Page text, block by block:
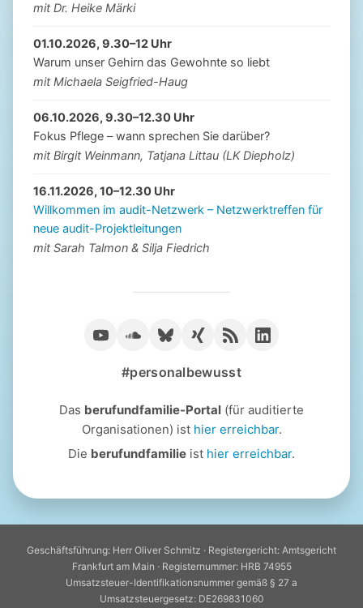
mit Dr. Heike Märki
01.10.2026, 9.30–12 Uhr
Warum unser Gehirn das Gewohnte so liebt
mit Michaela Seigfried-Haug
06.10.2026, 9.30–12.30 Uhr
Fokus Pflege – wann sprechen Sie darüber?
mit Birgit Weinmann, Tatjana Littau (LK Diepholz)
16.11.2026, 10–12.30 Uhr
Willkommen im audit-Netzwerk – Netzwerktreffen für
neue audit-Projektleitungen
mit Sarah Talmon & Silja Fiedrich
#personalbewusst
Das berufundfamilie-Portal (für auditierte
Organisationen) ist hier erreichbar.
Die berufundfamilie ist hier erreichbar.
Geschäftsführung: Herr Oliver Schmitz · Registergericht: Amtsgericht
Frankfurt am Main · Registernummer: HRB 74955
Umsatzsteuer-Identifikationsnummer gemäß § 27 a
Umsatzsteuergesetz: DE269831060